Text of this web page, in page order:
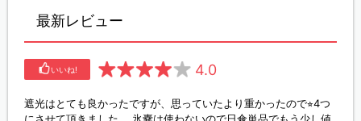
最新レビュー
いいね! 4.0
遮光はとても良かったですが、思っていたより重かったので⭐︎4つ